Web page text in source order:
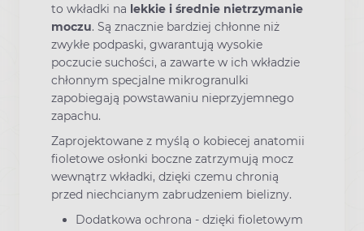
to wkładki na lekkie i średnie nietrzymanie
moczu. Są znacznie bardziej chłonne niż
zwykłe podpaski, gwarantują wysokie
poczucie suchości, a zawarte w ich wkładzie
chłonnym specjalne mikrogranulki
zapobiegają powstawaniu nieprzyjemnego
zapachu.
Zaprojektowane z myślą o kobiecej anatomii
fioletowe osłonki boczne zatrzymują mocz
wewnątrz wkładki, dzięki czemu chronią
przed niechcianym zabrudzeniem bielizny.
Dodatkowa ochrona - dzięki fioletowym